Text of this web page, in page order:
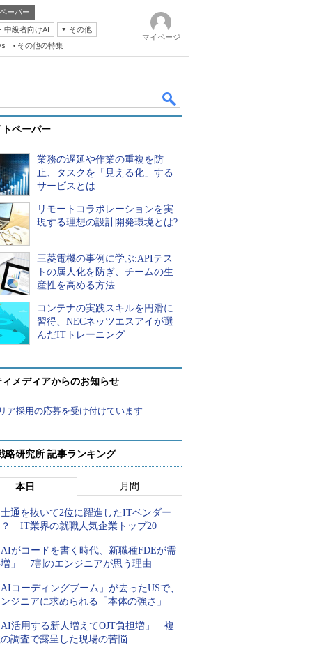
ーパー
中級者向けAI
その他
その他の特集
マイページ
ペーパー
業務の遅延や作業の重複を防
止、タスクを「見える化」する
サービスとは
リモートコラボレーションを実
現する理想の設計開発環境とは?
三菱電機の事例に学ぶ:APIテス
トの属人化を防ぎ、チームの生
産性を高める方法
コンテナの実践スキルを円滑に
習得、NECネッツエスアイが選
んだITトレーニング
メディアからのお知らせ
ア採用の応募を受け付けています
略研究所 記事ランキング
本日 月間
通を抜いて2位に躍進したITベンダー
IT業界の就職人気企業トップ20
がコードを書く時代、新職種FDEが需
」 7割のエンジニアが思う理由
コーディングブーム」が去ったUSで、
ジニアに求められる「本体の強さ」
活用する新人増えてOJT負担増」 複
調査で露呈した現場の苦悩